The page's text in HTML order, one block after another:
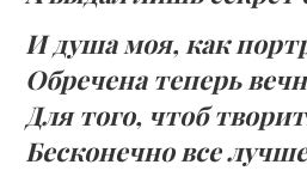
И душа моя, как
Обречена теперь
Для того, чтоб
Бесконечно все